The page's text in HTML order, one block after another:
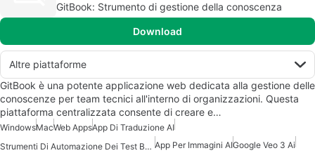
GitBook: Strumento di gestione della conoscenza
Download
Altre piattaforme
GitBook è una potente applicazione web dedicata alla gestione delle
conoscenze per team tecnici all'interno di organizzazioni. Questa
piattaforma centralizzata consente di creare e…
WindowsMacWeb AppsApp Di Traduzione AI
Strumenti Di Automazione Dei Test Basati Su AI App Per Immagini AIGoogle Veo 3 Ai